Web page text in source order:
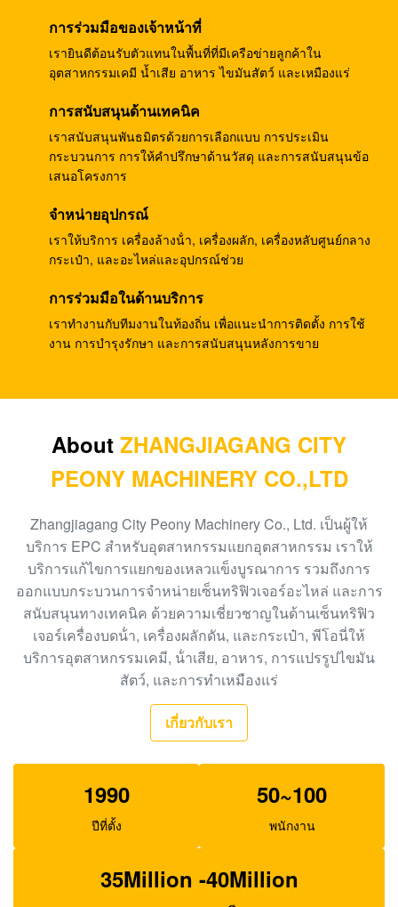
อุตสาหกรรม
GMP มาตรฐานสูงสุดปล่อยเครื่องปั่นเหวี่ยงด้วยตนเอง /
เครื่องหมุนเหวี่ยงปรุ
เครื่องสกัดชนิดชุดยกกระเป๋าสําหรับกรองเสียงต่ํา
เครื่องดัดออกน้ํามัน top discharge มือสําหรับแยก
ของเหลวแข็งและเคมี
เซ็นทริฟิวเจอร์การปล่อยด้านบนสําหรับการทําความ
สะอาดอุตสาหกรรม
Popular Centrifuge Model PP Duplex Stainless Steel
2 Stage Pusher Sea Salt Centrifuge
เครื่องหมุนเหวี่ยง Tricanter แบบต่อเนื่อง 3 เฟสสำหรับ
Oil Field 3phase Centrifuges เครื่องปั่นแบบเหลี่ยมแบบ
ต่อเนื่องสำหรับการแยกของแข็งที่ผลิตในประเทศจีน
โมดูล HFO Purifier Disc Stack Centrifuges LO
Separation Disc Separator
การร่วมมือของเจ้าหน้าที่
เรายินดีต้อนรับตัวแทนในพื้นที่ที่มีเครือข่ายลูกค้าใน
อุตสาหกรรมเคมี น้ำเสีย อาหาร ไขมันสัตว์ และเหมืองแร่
การสนับสนุนด้านเทคนิค
เราสนับสนุนพันธมิตรด้วยการเลือกแบบ การประเมิน
กระบวนการ การให้คําปรึกษาด้านวัสดุ และการสนับสนุนข้อ
เสนอโครงการ
จําหน่ายอุปกรณ์
เราให้บริการ เครื่องล้างน้ํา, เครื่องผลัก, เครื่องหลับศูนย์กลาง
กระเป๋า, และอะไหล่และอุปกรณ์ช่วย
การร่วมมือในด้านบริการ
เราทํางานกับทีมงานในท้องถิ่น เพื่อแนะนําการติดตั้ง การใช้
งาน การบํารุงรักษา และการสนับสนุนหลังการขาย
About ZHANGJIAGANG CITY
PEONY MACHINERY CO.,LTD
Zhangjiagang City Peony Machinery Co., Ltd. เป็นผู้ให้
บริการ EPC สําหรับอุตสาหกรรมแยกอุตสาหกรรม เราให้
บริการแก้ไขการแยกของเหลวแข็งบูรณาการ รวมถึงการ
ออกแบบกระบวนการจําหน่ายเซ็นทริฟิวเจอร์อะไหล่ และการ
สนับสนุนทางเทคนิค ด้วยความเชี่ยวชาญในด้านเซ็นทริฟิว
เจอร์เครื่องบดน้ํา, เครื่องผลักดัน, และกระเป๋า, พีโอนี่ให้
บริการอุตสาหกรรมเคมี, น้ําเสีย, อาหาร, การแปรรูปไขมัน
สัตว์, และการทําเหมืองแร่
เกี่ยวกับเรา
1990
ปีที่ตั้ง
50~100
พนักงาน
35Million -40Million